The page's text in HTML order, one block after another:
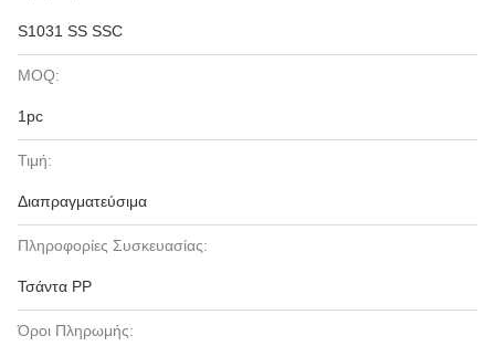
S1031 SS SSC
MOQ:
1pc
Τιμή:
Διαπραγματεύσιμα
Πληροφορίες Συσκευασίας:
Τσάντα PP
Όροι Πληρωμής: